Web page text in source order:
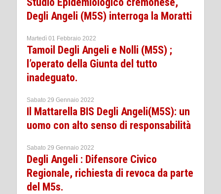
Degli Angeli (M5S) interroga la Moratti
Martedì 01 Febbraio 2022
Tamoil Degli Angeli e Nolli (M5S) ;
l’operato della Giunta del tutto
inadeguato.
Sabato 29 Gennaio 2022
Il Mattarella BIS Degli Angeli(M5S): un
uomo con alto senso di responsabilità
Sabato 29 Gennaio 2022
Degli Angeli : Difensore Civico
Regionale, richiesta di revoca da parte
del M5s.